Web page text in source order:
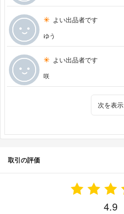
よい出品者です
ゆう
よい出品者です
咲
次を表示
取引の評価
4.9